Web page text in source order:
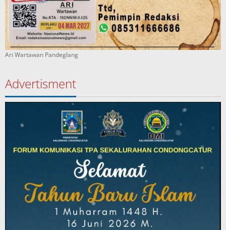
Ari Wartawan Pandeglang
Advertisment